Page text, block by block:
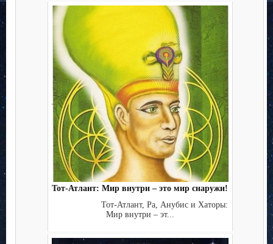
Тот-Атлант: Мир внутри – это мир снаружи!
Тот-Атлант, Ра, Анубис и Хаторы:
Мир внутри – эт...